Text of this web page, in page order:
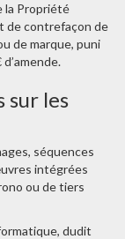
la Propriété
de contrefaçon de
de marque, puni
sur les
séquences
intégrées
ou de tiers
dudit